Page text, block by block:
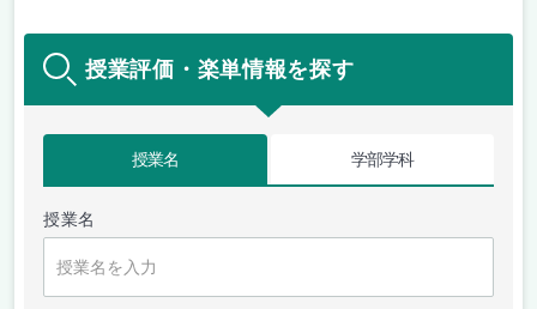
授業評価・楽単情報を探す
授業名 学部学科
授業名